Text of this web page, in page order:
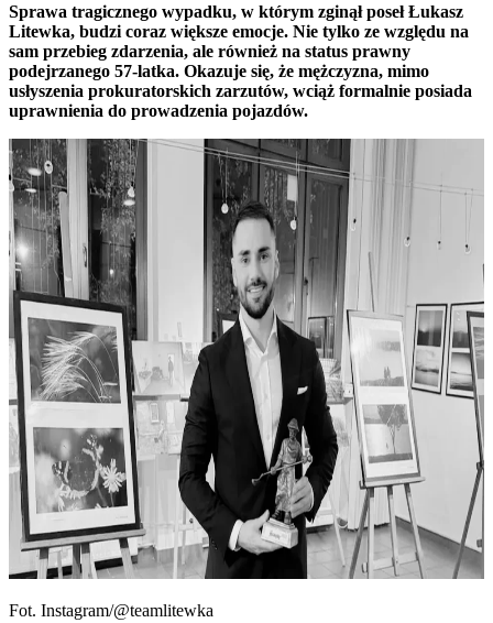
Sprawa tragicznego wypadku, w którym zginął poseł Łukasz
Litewka, budzi coraz większe emocje. Nie tylko ze względu na
sam przebieg zdarzenia, ale również na status prawny
podejrzanego 57-latka. Okazuje się, że mężczyzna, mimo
usłyszenia prokuratorskich zarzutów, wciąż formalnie posiada
uprawnienia do prowadzenia pojazdów.
Fot. Instagram/@teamlitewka